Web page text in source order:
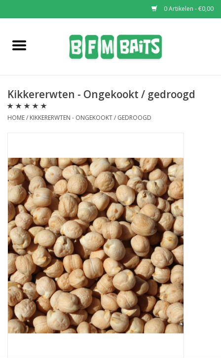
0 Artikelen - €0,00
Home
Pop-Ups
Soaks & Dips
Bucket Deals
Bulk Deals
Partikels & Pellets
Nieuws
Kikkererwten - Ongekookt / gedroogd
HOME/ KIKKERERWTEN - ONGEKOOKT / GEDROOGD